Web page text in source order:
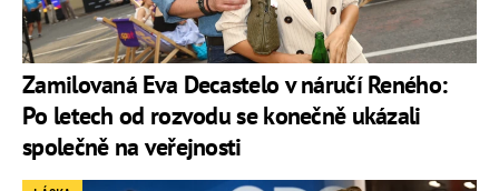
Zamilovaná Eva Decastelo v náručí Reného:
Po letech od rozvodu se konečně ukázali
společně na veřejnosti